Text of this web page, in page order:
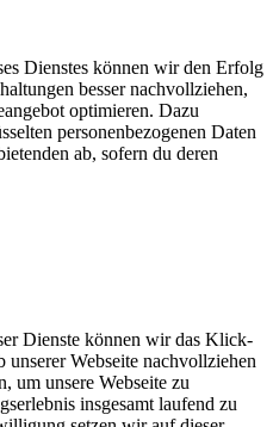
Dienstes können wir den Erfolg
besser nachvollziehen,
optimieren. Dazu
personenbezogenen Daten
ab, sofern du deren
Dienste können wir das Klick-
Webseite nachvollziehen
um unsere Webseite zu
insgesamt laufend zu